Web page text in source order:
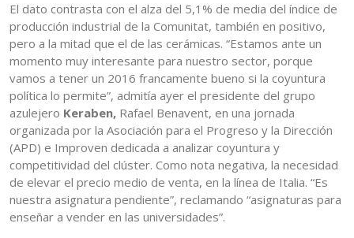
El dato contrasta con el alza del 5,1% de media del índice de
producción industrial de la Comunitat, también en positivo,
pero a la mitad que el de las cerámicas. “Estamos ante un
momento muy interesante para nuestro sector, porque
vamos a tener un 2016 francamente bueno si la coyuntura
política lo permite”, admitía ayer el presidente del grupo
azulejero Keraben, Rafael Benavent, en una jornada
organizada por la Asociación para el Progreso y la Dirección
(APD) e Improven dedicada a analizar coyuntura y
competitividad del clúster. Como nota negativa, la necesidad
de elevar el precio medio de venta, en la línea de Italia. “Es
nuestra asignatura pendiente”, reclamando “asignaturas para
enseñar a vender en las universidades”.